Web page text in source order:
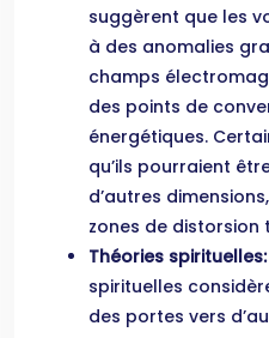
suggèrent que les
à des anomalies
champs
des points de
énergétiques.
qu’ils pourraient
d’autres
zones de distorsion
Théories spirituelles:
spirituelles
des portes vers